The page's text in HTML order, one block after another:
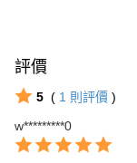
評價
5 ( 1 則評價 )
w*********0